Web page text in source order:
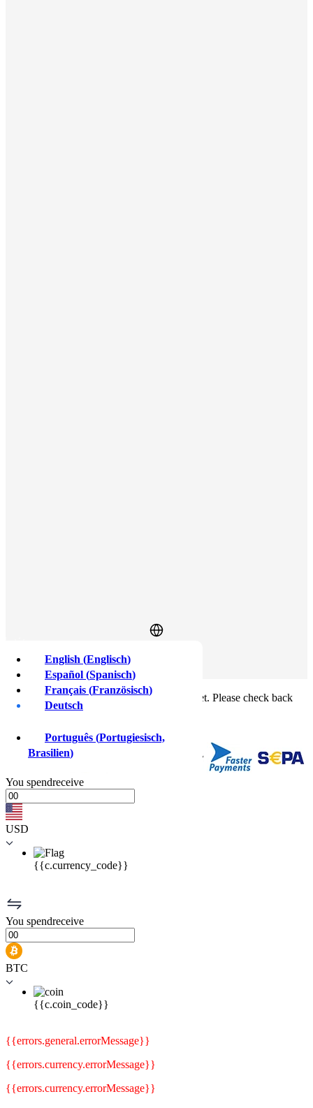
English (Englisch)
Español (Spanisch)
Français (Französisch)
Deutsch
Português (Portugiesisch,
Brasilien)
Anmelden
Anmelden
This feature isn't available in your country yet. Please check back
soon.
Sell crypto
You spendreceive
USD
{{c.currency_code}}
You spendreceive
BTC
{{c.coin_code}}
{{errors.general.errorMessage}}
{{errors.currency.errorMessage}}
{{errors.currency.errorMessage}}